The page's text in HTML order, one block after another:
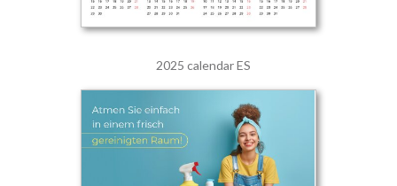
2025 calendar ES